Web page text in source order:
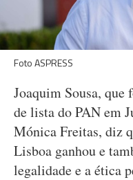
Foto ASPRESS
Joaquim Sousa, que
de lista do PAN em
Mónica Freitas, diz
Lisboa ganhou e
legalidade e a ética